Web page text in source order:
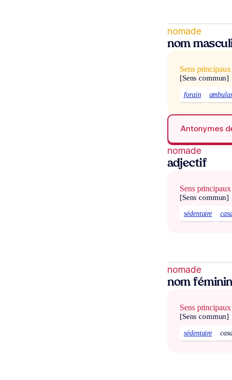
nomade
nom
Sens principaux
[Sens commun]
forain
Antonymes
nomade
adjectif
Sens principaux
[Sens commun]
sédentaire
nomade
nom féminin
Sens principaux
[Sens commun]
sédentaire